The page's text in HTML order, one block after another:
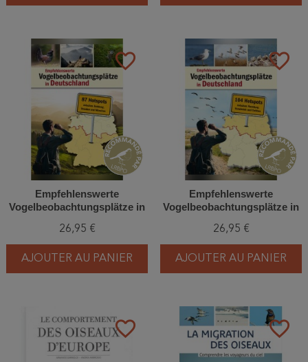
favorite_border
Empfehlenswerte
Vogelbeobachtungsplätze in
zwischen Duisburg, Dresden
und München
26,95 €
AJOUTER AU PANIER
favorite_border
Empfehlenswerte
Vogelbeobachtungsplätze in
zwischen Flensburg,
Osnabrück und Cottbus
26,95 €
AJOUTER AU PANIER
favorite_border favorite_border